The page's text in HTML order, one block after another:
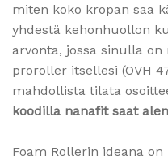
miten koko kropan saa
yhdestä kehonhuollon
arvonta, jossa sinulla
proroller itsellesi (OVH
mahdollista tilata
koodilla nanafit saat
Foam Rollerin ideana